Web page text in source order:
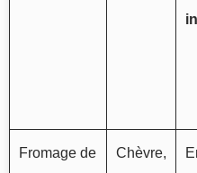
Fromage de
Chèvre,